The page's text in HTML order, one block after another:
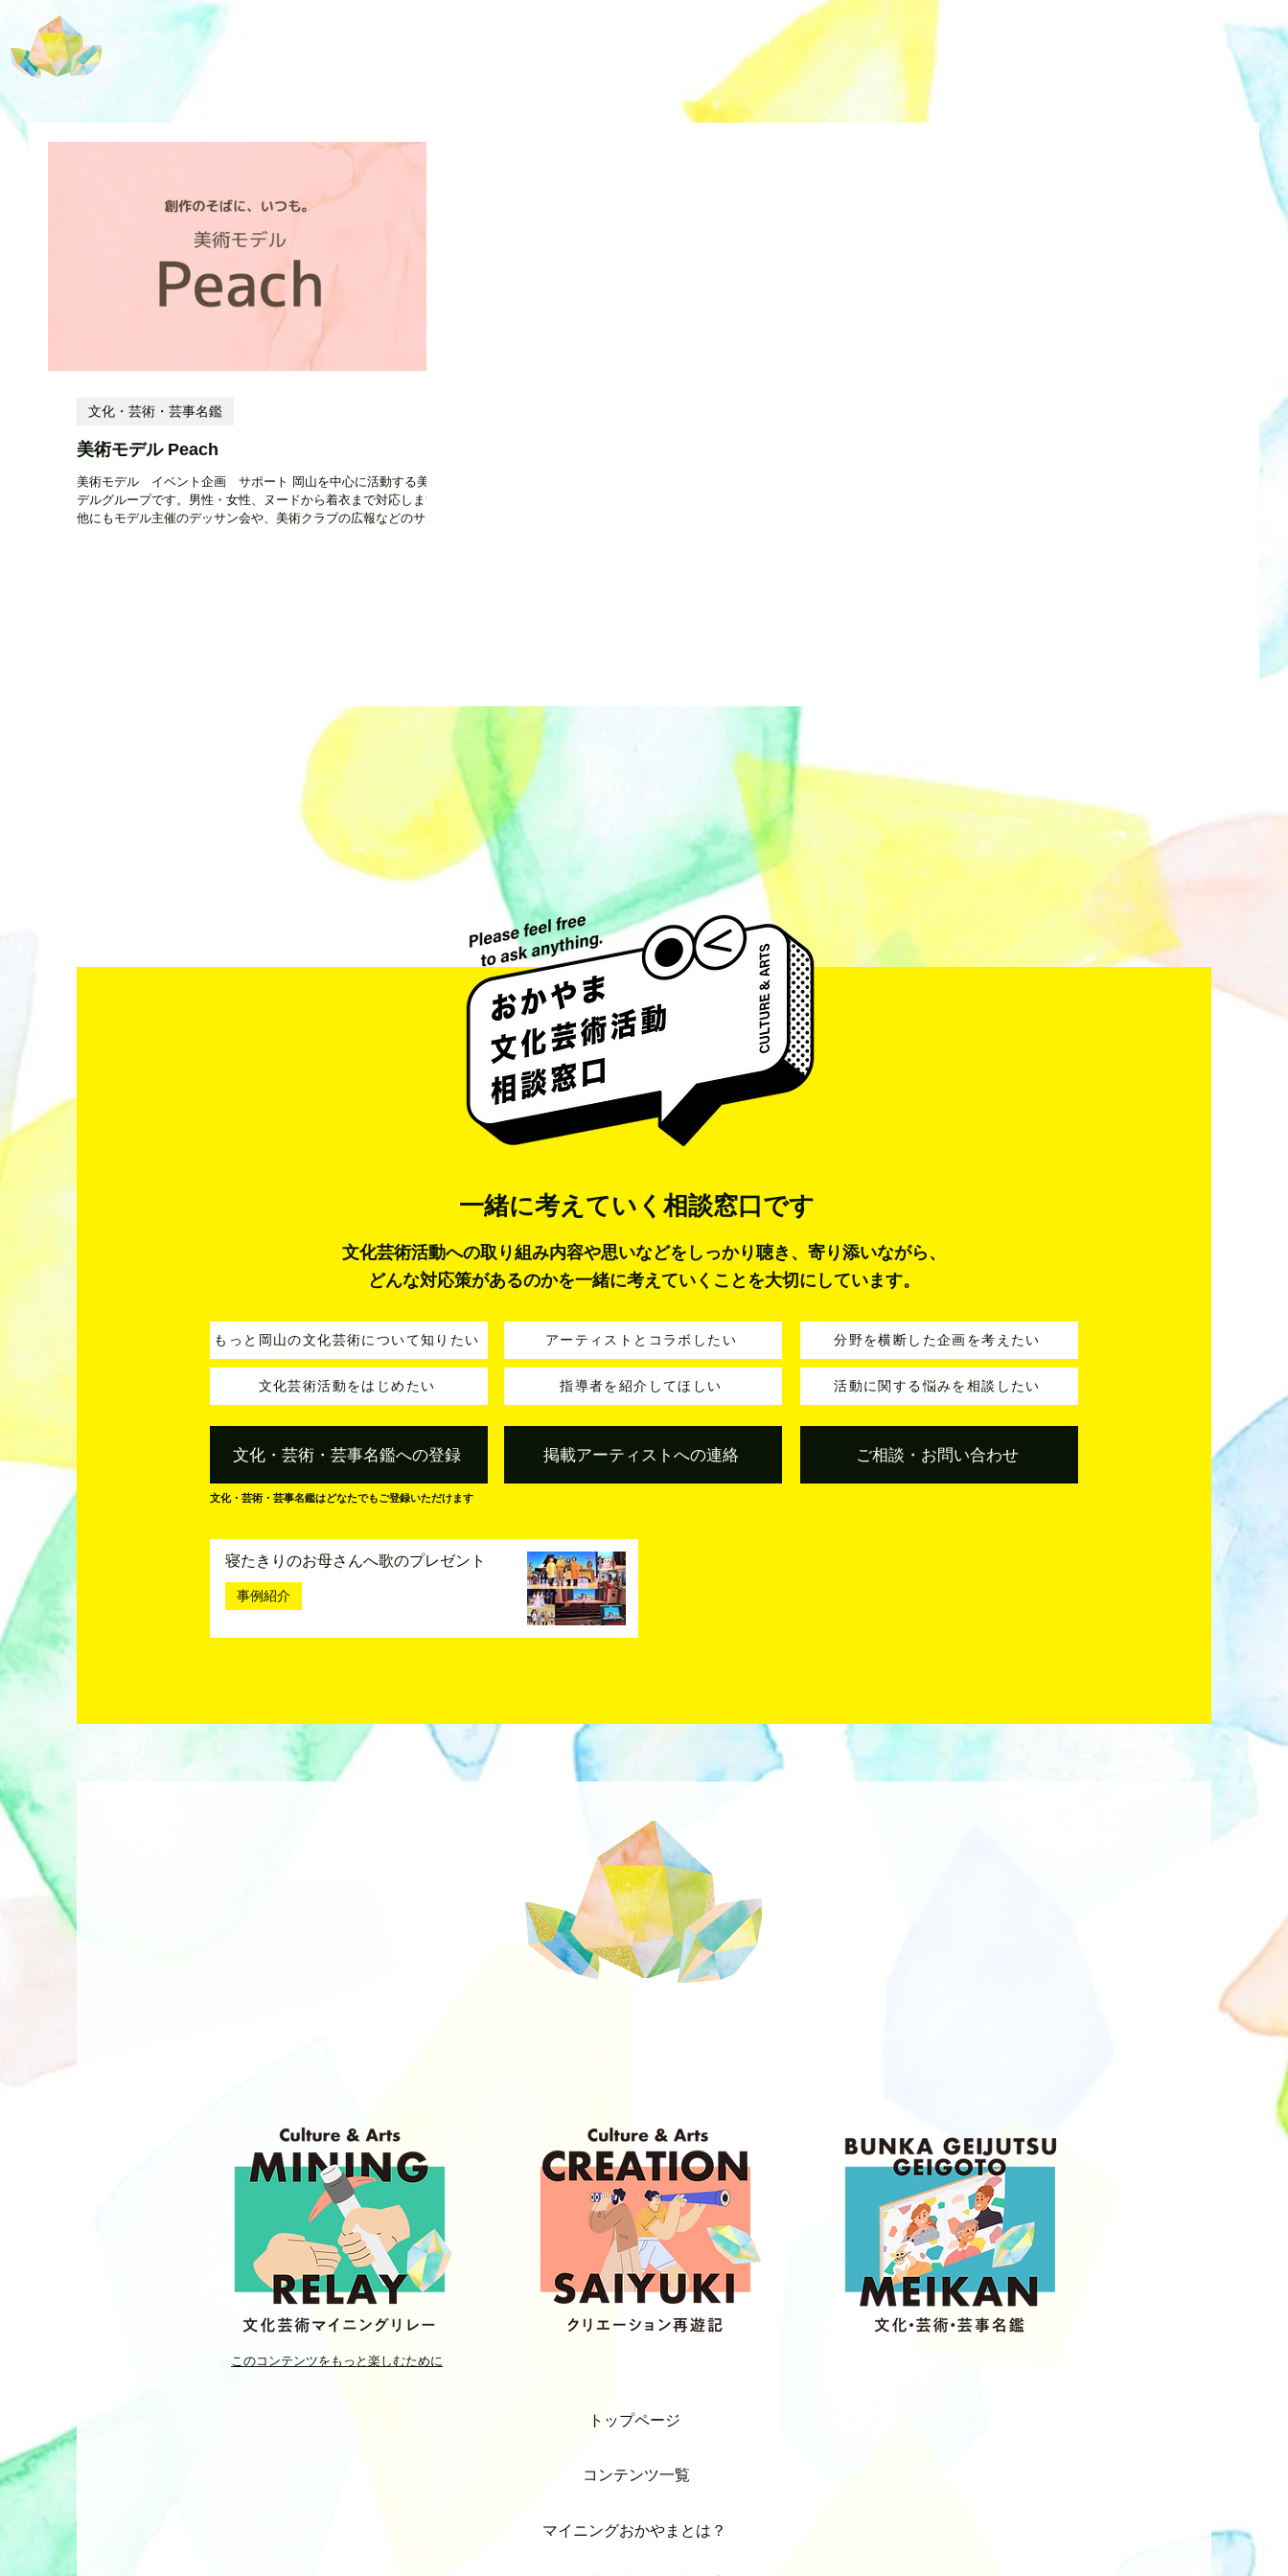
美術モデル Peach
美術モデル イベント企画 サポート 岡山を中心に活動する美術モ
デルグループです。男性・女性、ヌードから着衣まで対応します。
他にもモデル主催のデッサン会や、美術クラブの広報などのサポー
文化・芸術・芸事名鑑
一緒に考えていく 相談窓口です
文化芸術活動への取り組み内容や思いなどをしっかり聴き、寄り添いながら、
どんな対応策があるのかを一緒に考えていくことを大切にしています。
もっと岡山の文化芸術について知りたい
文化芸術活動をはじめたい
アーティストとコラボしたい
指導者を紹介してほしい
分野を横断した企画を考えたい
活動に関する悩みを相談したい
文化・芸術・芸事名鑑への登録 掲載アーティストへの連絡 ご相談・お問い合わせ
文化・芸術・芸事名鑑はどなたでもご登録いただけます
寝たきりのお母さんへ歌のプレゼント
事例紹介
このコンテンツをもっと楽しむために
トップページ
コンテンツ一覧
マイニングおかやまとは？